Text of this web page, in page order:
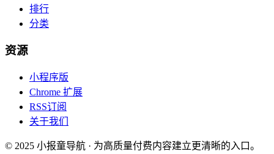
排行
分类
资源
小程序版
Chrome 扩展
RSS订阅
关于我们
© 2025 小报童导航 · 为高质量付费内容建立更清晰的入口。